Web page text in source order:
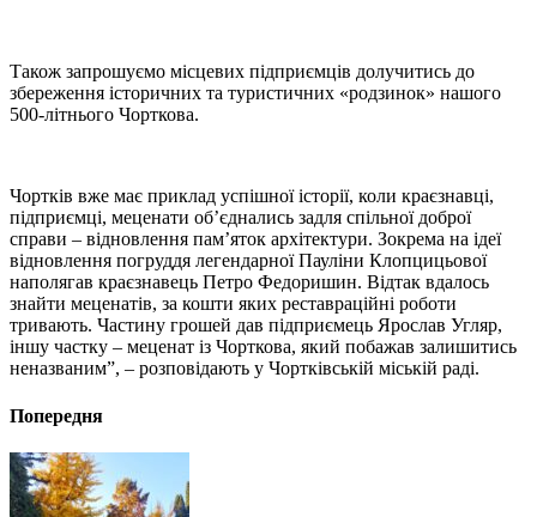
Також запрошуємо місцевих підприємців долучитись до
збереження історичних та туристичних «родзинок» нашого
500-літнього Чорткова.
Чортків вже має приклад успішної історії, коли краєзнавці,
підприємці, меценати об’єднались задля спільної доброї
справи – відновлення пам’яток архітектури. Зокрема на ідеї
відновлення погруддя легендарної Пауліни Клопцицьової
наполягав краєзнавець Петро Федоришин. Відтак вдалось
знайти меценатів, за кошти яких реставраційні роботи
тривають. Частину грошей дав підприємець Ярослав Угляр,
іншу частку – меценат із Чорткова, який побажав залишитись
неназваним”, – розповідають у Чортківській міській раді.
Попередня